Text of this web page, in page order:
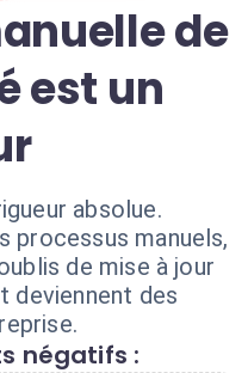
de
est un
absolue.
processus manuels,
de mise à jour
deviennent des
négatifs :